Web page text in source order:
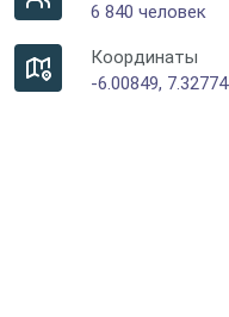
6 840 человек
Координаты
-6.00849, 7.32774